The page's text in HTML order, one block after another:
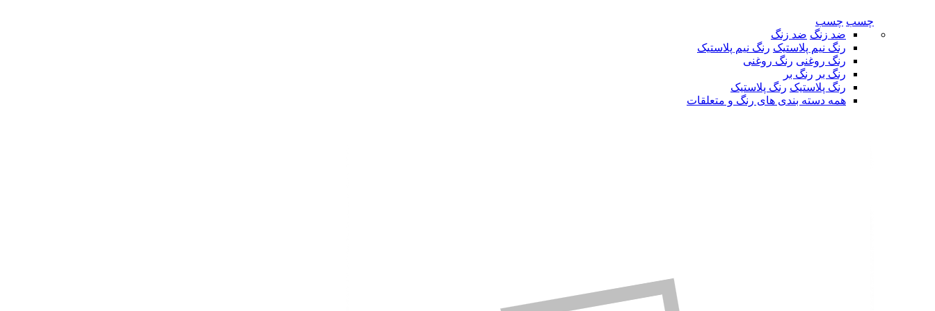
چسب چسب
ضد زنگ ضد زنگ
رنگ نیم پلاستیک رنگ نیم پلاستیک
رنگ روغنی رنگ روغنی
رنگ بر رنگ بر
رنگ پلاستیک رنگ پلاستیک
همه دسته بندی های رنگ و متعلقات